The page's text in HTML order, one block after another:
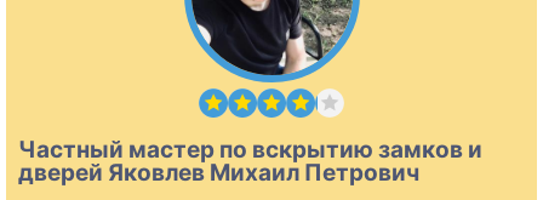
Частный мастер по вскрытию замков и
дверей Яковлев Михаил Петрович